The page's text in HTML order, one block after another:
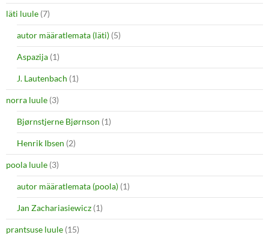
läti luule (7)
autor määratlemata (läti) (5)
Aspazija (1)
J. Lautenbach (1)
norra luule (3)
Bjørnstjerne Bjørnson (1)
Henrik Ibsen (2)
poola luule (3)
autor määratlemata (poola) (1)
Jan Zachariasiewicz (1)
prantsuse luule (15)